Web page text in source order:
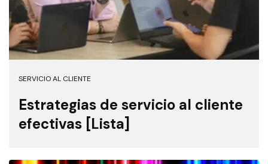
SERVICIO AL CLIENTE
Estrategias de servicio al cliente
efectivas [Lista]